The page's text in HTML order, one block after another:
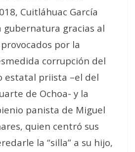
Cuitláhuac García
gubernatura gracias al
por la
corrupción del
estatal priista –el del
de Ochoa- y la
panista de Miguel
quien centró sus
la “silla” a su hijo,